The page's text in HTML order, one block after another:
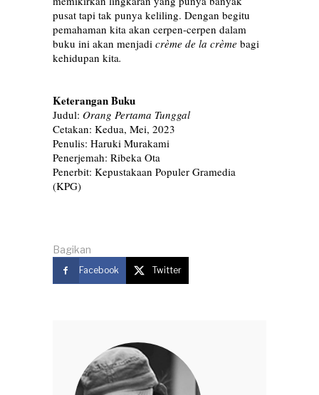
pusat tapi tak punya keliling. Dengan begitu
pemahaman kita akan cerpen-cerpen dalam
buku ini akan menjadi crème de la crème bagi
kehidupan kita.
Keterangan Buku
Judul: Orang Pertama Tunggal
Cetakan: Kedua, Mei, 2023
Penulis: Haruki Murakami
Penerjemah: Ribeka Ota
Penerbit: Kepustakaan Populer Gramedia
(KPG)
Bagikan
Facebook Twitter